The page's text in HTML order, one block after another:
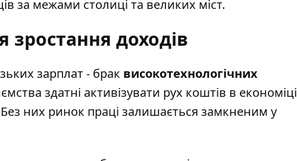
за межами столиці та великих міст.
доходів
зарплат - брак високотехнологічних
здатні активізувати рух коштів в економіці
них ринок праці залишається замкненим у